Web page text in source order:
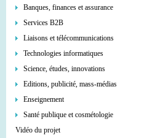
Banques, finances et assurance
Services В2В
Liaisons et télécommunications
Technologies informatiques
Science, études, innovations
Editions, publicité, mass-médias
Enseignement
Santé publique et cosmétologie
Vidéo du projet